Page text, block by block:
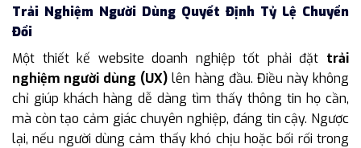
Trải Nghiệm Người Dùng Quyết Định Tỷ Lệ Chuyển
Đổi
Một thiết kế website doanh nghiệp tốt phải đặt trải
nghiệm người dùng (UX) lên hàng đầu. Điều này không
chỉ giúp khách hàng dễ dàng tìm thấy thông tin họ cần,
mà còn tạo cảm giác chuyên nghiệp, đáng tin cậy. Ngược
lại, nếu người dùng cảm thấy khó chịu hoặc bối rối trong